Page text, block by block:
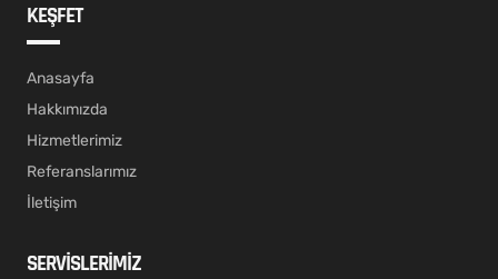
KEŞFET
Anasayfa
Hakkımızda
Hizmetlerimiz
Referanslarımız
İletişim
SERVİSLERİMİZ